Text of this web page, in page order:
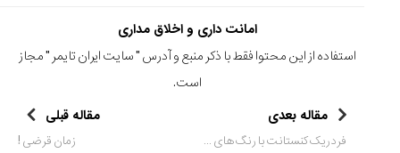
امانت داری و اخلاق مداری
استفاده از این محتوا فقط با ذکر منبع و آدرس "سایت ایران تایمر " مجاز
است.
مقاله بعدی
فردریک کنستانت با رنگ های جدید در خط تولید هیبرید
مقاله قبلی
زمان قرضی !